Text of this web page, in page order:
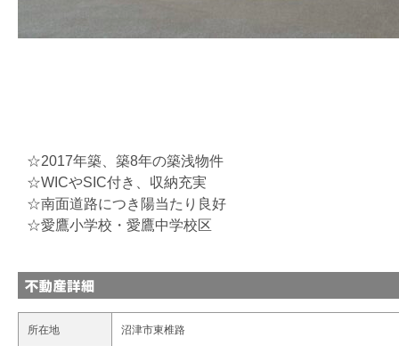
☆2017年築、築8年の築浅物件
☆WICやSIC付き、収納充実
☆南面道路につき陽当たり良好
☆愛鷹小学校・愛鷹中学校区
所在地 沼津市東椎路